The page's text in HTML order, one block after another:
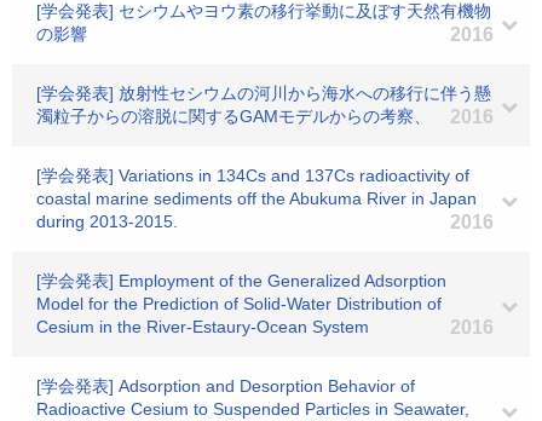
[学会発表] セシウムやヨウ素の移行挙動に及ぼす天然有機物
の影響
2016
[学会発表] 放射性セシウムの河川から海水への移行に伴う懸
濁粒子からの溶脱に関するGAMモデルからの考察、
2016
[学会発表] Variations in 134Cs and 137Cs radioactivity of
coastal marine sediments off the Abukuma River in Japan
during 2013-2015.
2016
[学会発表] Employment of the Generalized Adsorption
Model for the Prediction of Solid-Water Distribution of
Cesium in the River-Estaury-Ocean System
2016
[学会発表] Adsorption and Desorption Behavior of
Radioactive Cesium to Suspended Particles in Seawater,